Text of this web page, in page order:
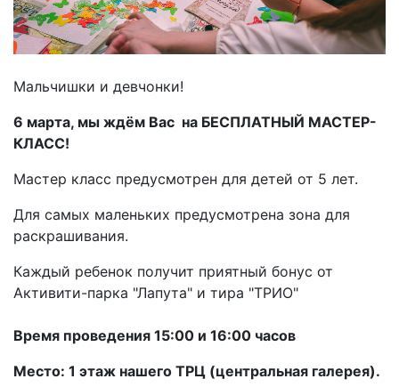
Мальчишки и девчонки!
6 марта, мы ждём Вас на БЕСПЛАТНЫЙ МАСТЕР-
КЛАСС!
Мастер класс предусмотрен для детей от 5 лет.
Для самых маленьких предусмотрена зона для
раскрашивания.
Каждый ребенок получит приятный бонус от
Активити-парка "Лапута" и тира "ТРИО"
Время проведения 15:00 и 16:00 часов
Место: 1 этаж нашего ТРЦ (центральная галерея).